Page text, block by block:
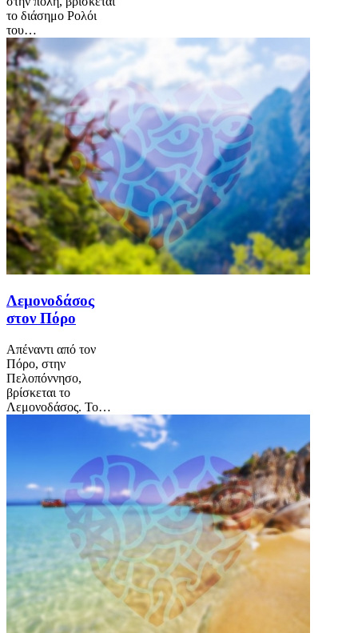
το διάσημο Ρολόι
του…
Λεμονοδάσος
στον Πόρο
Απέναντι από τον
Πόρο, στην
Πελοπόννησο,
βρίσκεται το
Λεμονοδάσος. Το…